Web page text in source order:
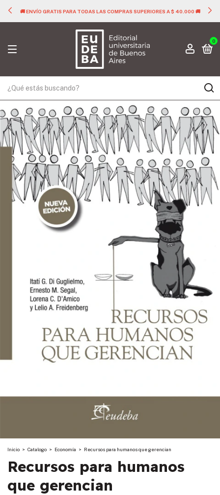
🚚 ENVÍO GRATIS PARA TODAS LAS COMPRAS SUPERIORES A $ 40.000 🚚
0
Inicio > Catalogo > Economía > Recursos para humanos que gerencian
Recursos para humanos
que gerencian